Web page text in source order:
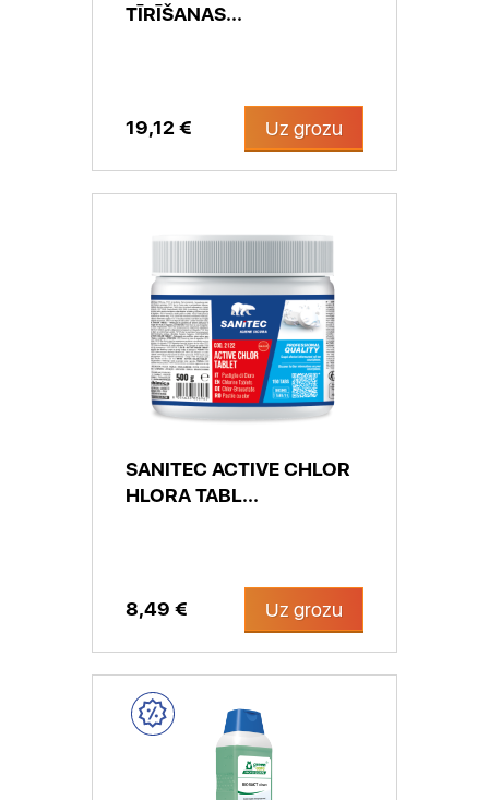
TĪRĪŠANAS...
19,12 € Uz grozu
SANITEC ACTIVE CHLOR
HLORA TABL...
8,49 € Uz grozu